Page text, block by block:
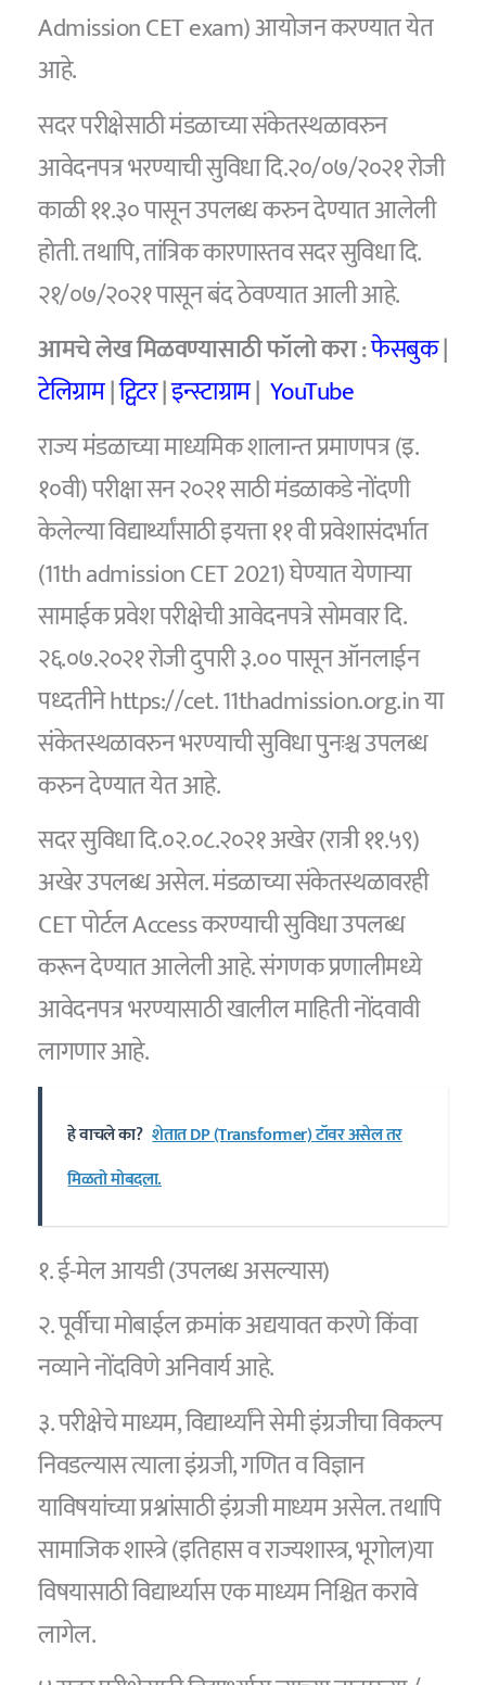
Admission CET exam) आयोजन करण्यात येत
आहे.
सदर परीक्षेसाठी मंडळाच्या संकेतस्थळावरुन
आवेदनपत्र भरण्याची सुविधा दि.२०/०७/२०२१ रोजी
काळी ११.३० पासून उपलब्ध करुन देण्यात आलेली
होती. तथापि, तांत्रिक कारणास्तव सदर सुविधा दि.
२१/०७/२०२१ पासून बंद ठेवण्यात आली आहे.
आमचेलेख मिळवण्यासाठी फॉलो करा :फेसबुक|
टेलिग्राम|ट्विटर|इन्स्टाग्राम| YouTube
राज्य मंडळाच्या माध्यमिक शालान्त प्रमाणपत्र (इ.
१०वी) परीक्षा सन २०२१ साठी मंडळाकडे नोंदणी
केलेल्या विद्यार्थ्यांसाठी इयत्ता ११ वी प्रवेशासंदर्भात
(11th admission CET 2021) घेण्यात येणाऱ्या
सामाईक प्रवेश परीक्षेची आवेदनपत्रे सोमवार दि.
२६.०७.२०२१ रोजी दुपारी ३.०० पासून ऑनलाईन
पध्दतीने https://cet. 11thadmission.org.in या
संकेतस्थळावरुन भरण्याची सुविधा पुनःश्च उपलब्ध
करुन देण्यात येत आहे.
सदर सुविधा दि.०२.०८.२०२१ अखेर (रात्री ११.५९)
अखेर उपलब्ध असेल. मंडळाच्या संकेतस्थळावरही
CET पोर्टल Access करण्याची सुविधा उपलब्ध
करून देण्यात आलेली आहे. संगणक प्रणालीमध्ये
आवेदनपत्र भरण्यासाठी खालील माहिती नोंदवावी
लागणार आहे.
हे वाचले का? शेतात DP (Transformer) टॉवर असेल तर
मिळतो मोबदला.
१. ई-मेल आयडी (उपलब्ध असल्यास)
२. पूर्वीचा मोबाईल क्रमांक अद्ययावत करणे किंवा
नव्याने नोंदविणे अनिवार्य आहे.
३. परीक्षेचे माध्यम, विद्यार्थ्यांने सेमी इंग्रजीचा विकल्प
निवडल्यास त्याला इंग्रजी, गणित व विज्ञान
याविषयांच्या प्रश्नांसाठी इंग्रजी माध्यम असेल. तथापि
सामाजिक शास्त्रे (इतिहास व राज्यशास्त्र, भूगोल)या
विषयासाठी विद्यार्थ्यास एक माध्यम निश्चित करावे
लागेल.